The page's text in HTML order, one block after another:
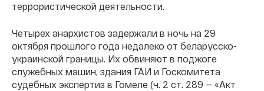
террористической деятельности.
Четырех анархистов задержали в ночь на 29
октября прошлого года недалеко от беларусско-
украинской границы. Их обвиняют в поджоге
служебных машин, здания ГАИ и Госкомитета
судебных экспертиз в Гомеле (ч. 2 ст. 289 — «Акт